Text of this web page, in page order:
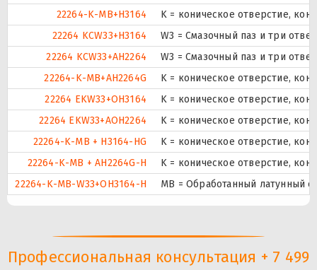
22264-K-MB+H3164
K = коническое отверстие,
22264 KCW33+H3164
W3 = Смазочный паз и три
22264 KCW33+AH2264
W3 = Смазочный паз и три
22264-K-MB+AH2264G
K = коническое отверстие,
22264 EKW33+OH3164
K = коническое отверстие,
22264 EKW33+AOH2264
K = коническое отверстие,
22264-K-MB + H3164-HG
K = коническое отверстие,
22264-K-MB + AH2264G-H
K = коническое отверстие,
22264-K-MB-W33+OH3164-H
MB = Обработанный латунный
Профессиональная консультация + 7 499